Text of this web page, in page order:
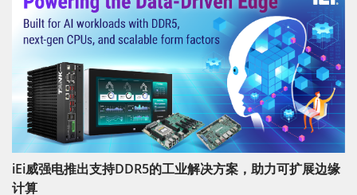
iEi威强电推出支持DDR5的工业解决方案，助力可扩展边缘
计算